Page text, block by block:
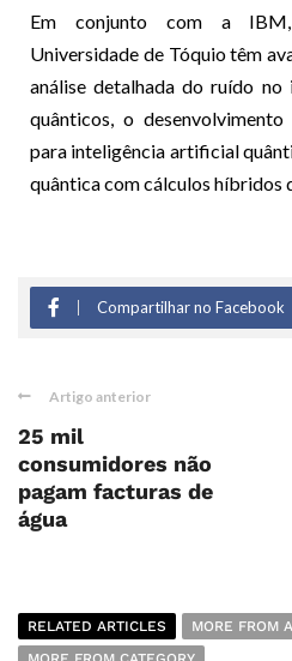
Em conjunto com a
Universidade de Tóquio têm
análise detalhada do ruído no
quânticos, o
para inteligência artificial
quântica com cálculos híbridos
Compartilhar no Facebook
Artigo anterior
25 mil
consumidores não
pagam facturas de
água
RELATED ARTICLES
MORE FROM